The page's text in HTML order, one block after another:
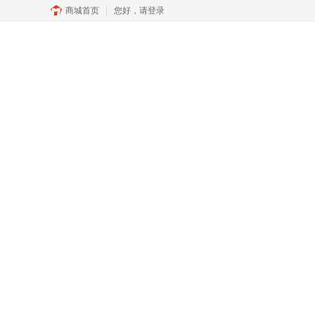
商城首页 您好， 请登录